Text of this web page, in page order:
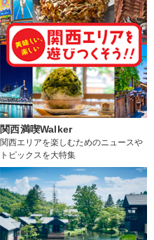
関西満喫Walker
関西エリアを楽しむためのニュースや
トピックスを大特集